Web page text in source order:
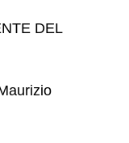
DEL